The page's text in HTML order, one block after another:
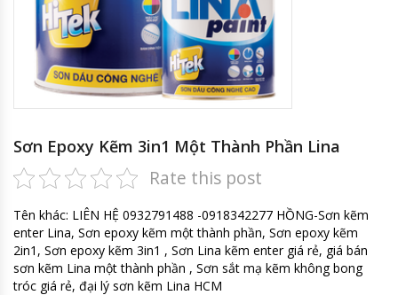
Sơn Epoxy Kẽm 3in1 Một Thành Phần Lina
Rate this post
Tên khác: LIÊN HỆ 0932791488 -0918342277 HỒNG-Sơn kẽm
enter Lina, Sơn epoxy kẽm một thành phần, Sơn epoxy kẽm
2in1, Sơn epoxy kẽm 3in1 , Sơn Lina kẽm enter giá rẻ, giá bán
sơn kẽm Lina một thành phần , Sơn sắt mạ kẽm không bong
tróc giá rẻ, đại lý sơn kẽm Lina HCM